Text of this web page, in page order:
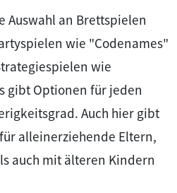
Auswahl an Brettspielen
wie "Codenames"
wie
gibt Optionen für jeden
Auch hier gibt
alleinerziehende Eltern,
auch mit älteren Kindern